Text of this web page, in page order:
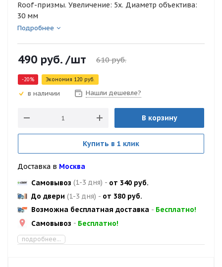
Roof-призмы. Увеличение: 5х. Диаметр объектива:
30 мм
Подробнее
490 руб. /шт 610руб.
-20% Экономия 120 руб.
в наличии Нашли дешевле?
В корзину
Купить в 1 клик
Доставка в Москва
Самовывоз (1-3 дня) - от 340 руб.
До двери (1-3 дня) - от 380 руб.
Возможна бесплатная доставка - Бесплатно!
Самовывоз - Бесплатно!
подробнее...